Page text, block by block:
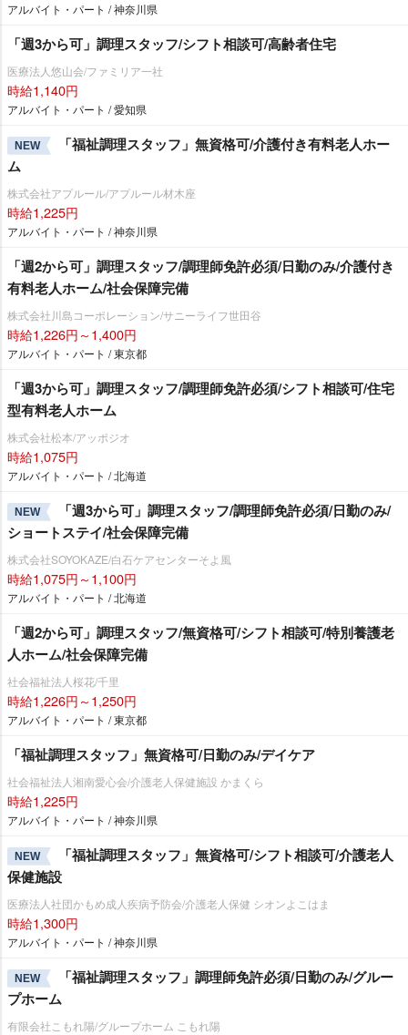
アルバイト・パート / 神奈川県
「週3から可」調理スタッフ/シフト相談可/高齢者住宅
医療法人悠山会/ファミリア一社
時給1,140円
アルバイト・パート / 愛知県
NEW
「福祉調理スタッフ」無資格可/介護付き有料老人ホー
ム
株式会社アプルール/アプルール材木座
時給1,225円
アルバイト・パート / 神奈川県
「週2から可」調理スタッフ/調理師免許必須/日勤のみ/介護付き
有料老人ホーム/社会保障完備
株式会社川島コーポレーション/サニーライフ世田谷
時給1,226円～1,400円
アルバイト・パート / 東京都
「週3から可」調理スタッフ/調理師免許必須/シフト相談可/住宅
型有料老人ホーム
株式会社松本/アッポジオ
時給1,075円
アルバイト・パート / 北海道
NEW
「週3から可」調理スタッフ/調理師免許必須/日勤のみ/
ショートステイ/社会保障完備
株式会社SOYOKAZE/白石ケアセンターそよ風
時給1,075円～1,100円
アルバイト・パート / 北海道
「週2から可」調理スタッフ/無資格可/シフト相談可/特別養護老
人ホーム/社会保障完備
社会福祉法人桜花/千里
時給1,226円～1,250円
アルバイト・パート / 東京都
「福祉調理スタッフ」無資格可/日勤のみ/デイケア
社会福祉法人湘南愛心会/介護老人保健施設 かまくら
時給1,225円
アルバイト・パート / 神奈川県
NEW
「福祉調理スタッフ」無資格可/シフト相談可/介護老人
保健施設
医療法人社団かもめ成人疾病予防会/介護老人保健 シオンよこはま
時給1,300円
アルバイト・パート / 神奈川県
NEW
「福祉調理スタッフ」調理師免許必須/日勤のみ/グルー
プホーム
有限会社こもれ陽/グループホーム こもれ陽